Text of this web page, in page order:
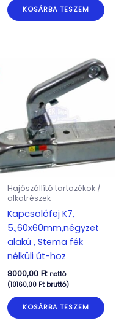
KOSÁRBA TESZEM
Hajószállító tartozékok /
alkatrészek
Kapcsolófej K7,
5.,60x60mm,négyzet
alakú , Stema fék
nélküli út-hoz
8000,00 Ft nettó
(10160,00 Ftbruttó)
KOSÁRBA TESZEM